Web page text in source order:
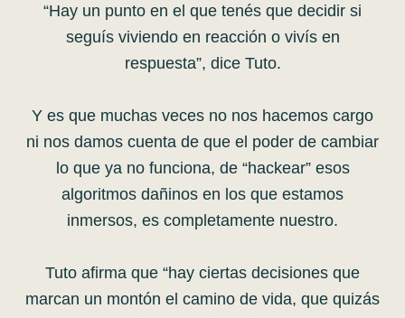
“Hay un punto en el que tenés que decidir si
seguís viviendo en reacción o vivís en
respuesta”, dice Tuto.
Y es que muchas veces no nos hacemos cargo
ni nos damos cuenta de que el poder de cambiar
lo que ya no funciona, de “hackear” esos
algoritmos dañinos en los que estamos
inmersos, es completamente nuestro.
Tuto afirma que “hay ciertas decisiones que
marcan un montón el camino de vida, que quizás